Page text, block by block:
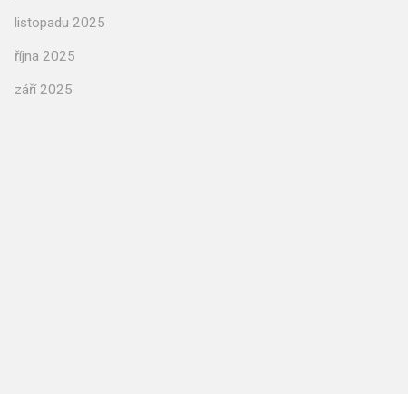
listopadu 2025
října 2025
září 2025